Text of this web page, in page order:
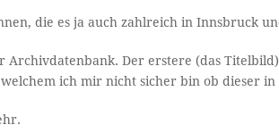
die es ja auch zahlreich in Innsbruck
Archivdatenbank. Der erstere (das
ich mir nicht sicher bin ob dieser